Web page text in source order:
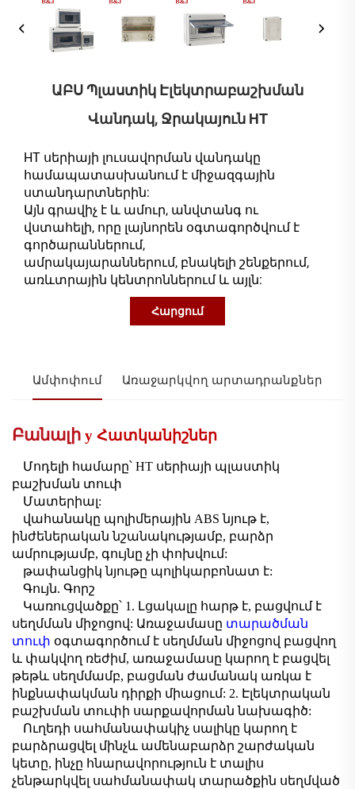
ԱԲՍ Պլաստիկ Էլեկտրաբաշխման
Վանդակ, Ջրակայուն HT
HT սերիայի լուսավորման վանդակը
համապատասխանում է միջազգային
ստանդարտներին:
Այն գրավիչ է և ամուր, անվտանգ ու
վստահելի, որը լայնորեն օգտագործվում է
գործարաններում,
ամրակայարաններում, բնակելի շենքերում,
առևտրային կենտրոններում և այլն:
Հարցում
Ամփոփում Առաջարկվող արտադրանքներ
Բանալի y Հատկանիշներ
Մոդելի համարը՝ HT սերիայի պլաստիկ
բաշխման տուփ
Մատերիալ:
վահանակը պոլիմերային ABS նյութ է,
ինժեներական նշանակությամբ, բարձր
ամրությամբ, գույնը չի փոխվում:
թափանցիկ նյութը պոլիկարբոնատ է:
Գույն. Գորշ
Կառուցվածքը՝ 1. Լցակալը հարթ է, բացվում է
սեղմման միջոցով: Առաջամասը տարածման
տուփ օգտագործում է սեղմման միջոցով բացվող
և փակվող ռեժիմ, առաջամասը կարող է բացվել
թեթև սեղմմամբ, բացման ժամանակ առկա է
ինքնափակման դիրքի միացում: 2. Էլեկտրական
բաշխման տուփի սարքավորման նախագիծ:
Ուղեդի սահմանափակիչ սալիկը կարող է
բարձրացվել մինչև ամենաբարձր շարժական
կետը, ինչը հնարավորություն է տալիս
չենթարկվել սահմանափակ տարածքին սեղմված